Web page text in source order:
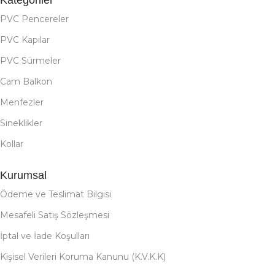
PVC Pencereler
PVC Kapılar
PVC Sürmeler
Cam Balkon
Menfezler
Sineklikler
Kollar
Kurumsal
Ödeme ve Teslimat Bilgisi
Mesafeli Satış Sözleşmesi
İptal ve İade Koşulları
Kişisel Verileri Koruma Kanunu (K.V.K.K)